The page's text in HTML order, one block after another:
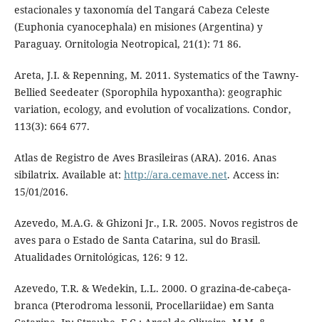
estacionales y taxonomía del Tangará Cabeza Celeste
(Euphonia cyanocephala) en misiones (Argentina) y
Paraguay. Ornitologia Neotropical, 21(1): 71 86.
Areta, J.I. & Repenning, M. 2011. Systematics of the Tawny-
Bellied Seedeater (Sporophila hypoxantha): geographic
variation, ecology, and evolution of vocalizations. Condor,
113(3): 664 677.
Atlas de Registro de Aves Brasileiras (ARA). 2016. Anas
sibilatrix. Available at: http://ara.cemave.net. Access in:
15/01/2016.
Azevedo, M.A.G. & Ghizoni Jr., I.R. 2005. Novos registros de
aves para o Estado de Santa Catarina, sul do Brasil.
Atualidades Ornitológicas, 126: 9 12.
Azevedo, T.R. & Wedekin, L.L. 2000. O grazina-de-cabeça-
branca (Pterodroma lessonii, Procellariidae) em Santa